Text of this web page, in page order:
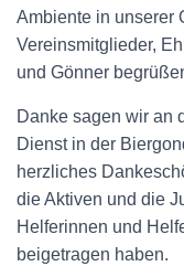
Ambiente in unserer
Vereinsmitglieder,
und Gönner
Danke sagen wir an
Dienst in der
herzliches
die Aktiven und die
Helferinnen und
beigetragen haben.